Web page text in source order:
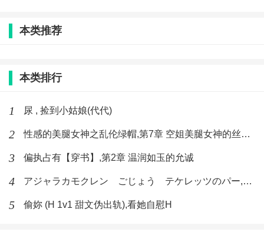
本类推荐
本类排行
1 尿 , 捡到小姑娘(代代)
2 性感的美腿女神之乱伦绿帽,第7章 空姐美腿女神的丝袜足交
3 偏执占有【穿书】,第2章 温润如玉的允诚
4 アジャラカモクレン ごじょう テケレッツのパー,【No. 42 Rube Goldberg Machine】十四
5 偷妳 (H 1v1 甜文伪出轨),看她自慰H